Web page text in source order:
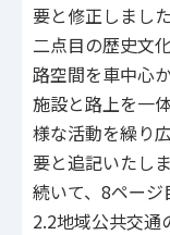
要と修正しました
二点目の歴史文
路空間を車中心
施設と路上を一
様な活動を繰り
要と追記いたしま
続いて、8ページ
2.2地域公共交通